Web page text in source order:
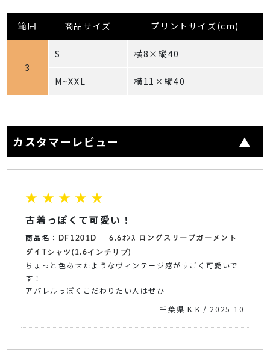
範囲 商品サイズ プリントサイズ(cm)
3
S 横8×縦40
M~XXL 横11×縦40
カスタマーレビュー
★ ★ ★ ★ ★
古着っぽくて可愛い！
商品名： DF1201D
6.6ｵﾝｽ ロングスリーブガーメント
ダイTシャツ(1.6インチリブ)
ちょっと色あせたようなヴィンテージ感がすごく可愛いで
す！
アパレルっぽくこだわりたい人はぜひ
千葉県 K.K / 2025-10